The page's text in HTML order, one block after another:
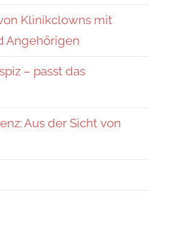
Klinikclowns mit
Angehörigen
– passt das
Aus der Sicht von